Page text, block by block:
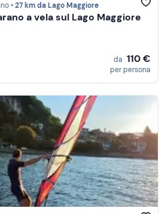
•27 km da Lago Maggiore
a vela sul Lago Maggiore
da 110 €
per persona